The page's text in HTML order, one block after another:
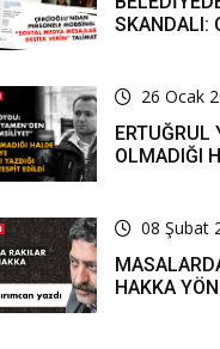
SKANDALI:
26 Ocak
OLMADIĞI
08 Şubat
HAKKA